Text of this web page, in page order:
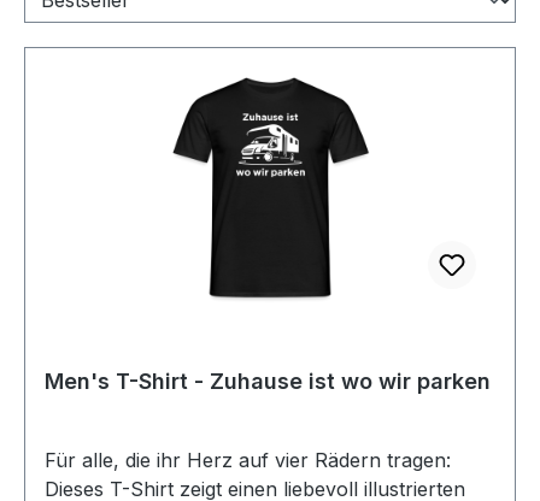
Men's T-Shirt - Zuhause ist wo wir parken
Für alle, die ihr Herz auf vier Rädern tragen:
Dieses T-Shirt zeigt einen liebevoll illustrierten